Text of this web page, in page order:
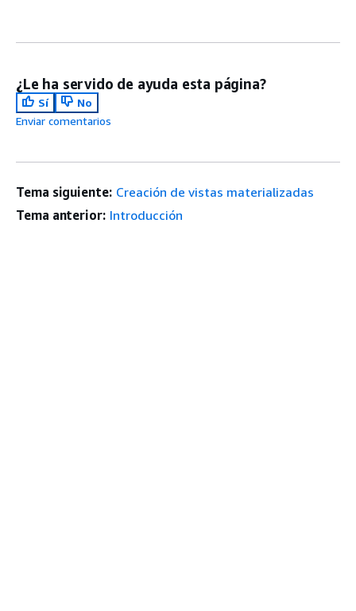
¿Le ha servido de ayuda esta página?
Sí
No
Enviar comentarios
Tema siguiente: Creación de vistas materializadas
Tema anterior: Introducción